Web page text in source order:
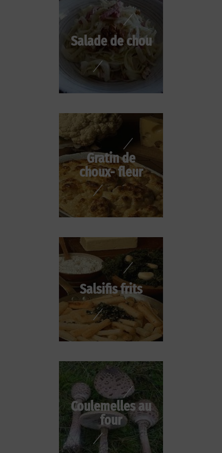
Salade de chou
Gratin de
choux- fleur
Salsifis frits
Coulemelles au
four